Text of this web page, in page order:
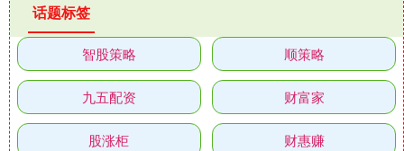
话题标签
智股策略 顺策略
九五配资 财富家
股涨柜 财惠赚